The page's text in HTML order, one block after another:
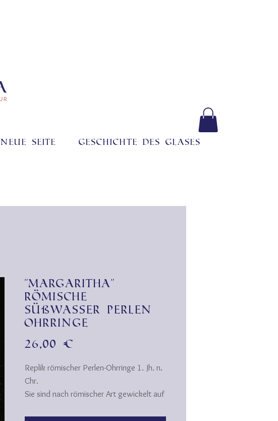
Neue Seite Geschichte des Glases
"Margaritha"
römische
Süßwasser Perlen
Ohrringe
26,00 €
Replik römischer Perlen-Ohrringe 1. Jh. n.
Chr.
Sie sind nach römischer Art gewickelt auf